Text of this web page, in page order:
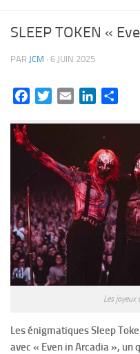
SLEEP TOKEN «
PAR JCM · 6 JUIN 2025
FacebookTwitterEmail LinkedIn
Les joyeux
Les énigmatiques Sleep
avec « Even in Arcadia »,